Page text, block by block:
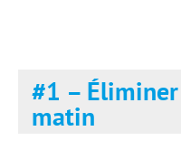
#1 –
matin